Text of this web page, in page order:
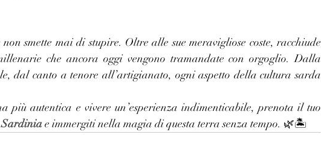
smette mai di stupire. Oltre alle sue meravigliose coste, racchiude
che ancora oggi vengono tramandate con orgoglio. Dalla
dal canto a tenore all’artigianato, ogni aspetto della cultura sarda
più autentica e vivere un’esperienza indimenticabile, prenota il tuo
e immergiti nella magia di questa terra senza tempo. 🌿🏝️